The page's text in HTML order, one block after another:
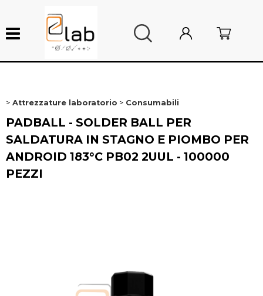
Nuovi arrivi
Sottocosto
Accessori
Attrezzature laboratorio Consumabili
PADBALL - SOLDER BALL PER
SALDATURA IN STAGNO E PIOMBO PER
ANDROID 183°C PB02 2UUL - 100000
PEZZI